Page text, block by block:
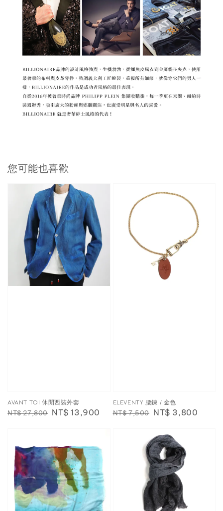
您可能也喜歡
AVANT TOI 休閒西裝外套
Regular
NT$ 27,800 Sale
NT$ 13,900
ELEVENTY 腰鍊 / 金色
Regular
NT$ 7,500 Sale
NT$ 3,800